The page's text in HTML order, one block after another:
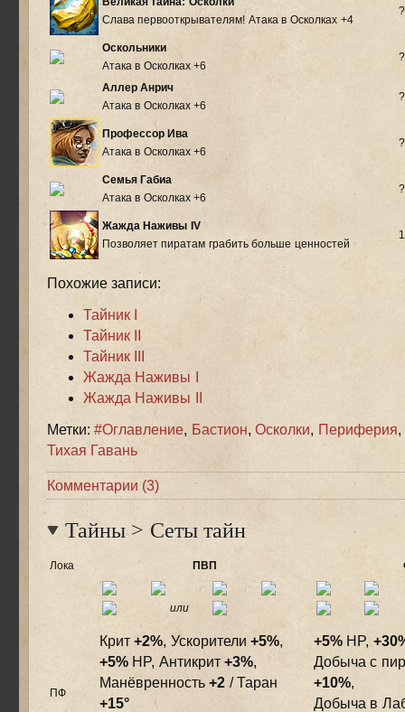
Слава первооткрывателям! Атака в Осколках +4
?
Оскольники
Атака в Осколках +6
?
Аллер Анрич
Атака в Осколках +6
?
Профессор Ива
Атака в Осколках +6
?
Семья Габиа
Атака в Осколках +6
?
Жажда Наживы IV
Позволяет пиратам грабить больше ценностей
1
Похожие записи:
Тайник I
Тайник II
Тайник III
Жажда Наживы I
Жажда Наживы II
Метки:#Оглавление, Бастион,Осколки, Периферия,
Тихая Гавань
Комментарии (3)
Тайны> Сеты тайн
Лока ПВП
ПФ
или
Крит+2%, Ускорители+5%,
+5%HP, Антикрит+3%,
Манёвренность+2 / Таран
+15°
+5%HP,
Добыча с
+10%,
Добыча в